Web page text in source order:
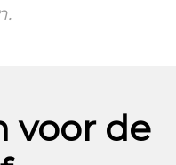
voor de